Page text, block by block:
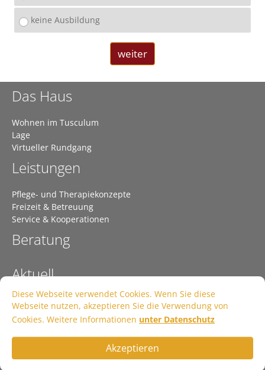
Diese Webseite verwendet Cookies. Wenn Sie diese
Webseite nutzen, akzeptieren Sie die Verwendung von
Cookies. Weitere Informationen unter Datenschutz
Akzeptieren
keine Ausbildung
weiter
Das Haus
Wohnen im Tusculum
Lage
Virtueller Rundgang
Leistungen
Pflege- und Therapiekonzepte
Freizeit & Betreuung
Service & Kooperationen
Beratung
Aktuell
Kontakt
Datenschutz
Jetzt bewerben!